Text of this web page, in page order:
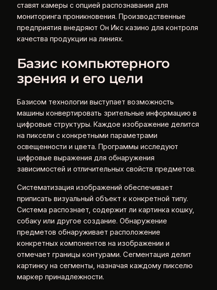
ставят камеры с опцией распознавания для
мониторинга проникновения. Производственные
предприятия внедряют Он Икс казино для контроля
качества продукции на линиях.
Базис компьютерного
зрения и его цели
Базисом технологии выступает возможность
машины конвертировать зрительные информацию в
цифровые структуры. Каждое изображение делится
на пиксели с конкретными параметрами
освещенности и цвета. Программы исследуют
цифровые выражения для обнаружения
зависимостей и отличительных свойств предметов.
Систематизация изображений обеспечивает
приписать визуальный объект к конкретной типу.
Система распознает, содержит ли картинка кошку,
собаку или другое создание. Обнаружение
предметов обнаруживает расположение
конкретных компонентов на изображении и
отмечает границы контурами. Сегментация делит
картинку на сегменты, назначая каждому пикселю
маркер принадлежности.